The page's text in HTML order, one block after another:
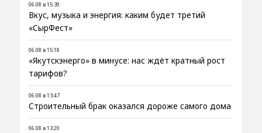
06.08 в 15:39
Вкус, музыка и энергия: каким будет третий
«СырФест»
06.08 в 15:18
«Якутскэнерго» в минусе: нас ждёт кратный рост
тарифов?
06.08 в 13:47
Строительный брак оказался дороже самого дома
06.08 в 13:20